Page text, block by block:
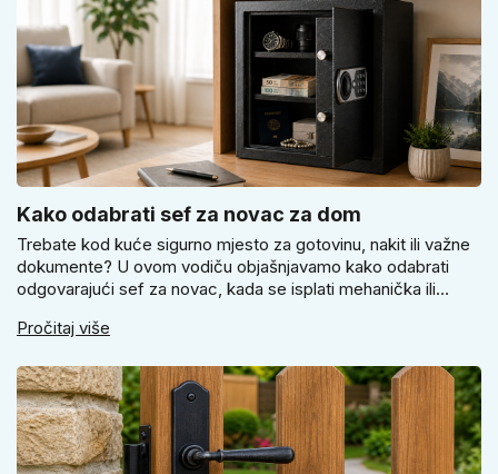
Kako odabrati sef za novac za dom
Trebate kod kuće sigurno mjesto za gotovinu, nakit ili važne
dokumente? U ovom vodiču objašnjavamo kako odabrati
odgovarajući sef za novac, kada se isplati mehanička ili
za stvarnu sigurnost. Dobit ćete praktične savjete za odabir
Pročitaj više